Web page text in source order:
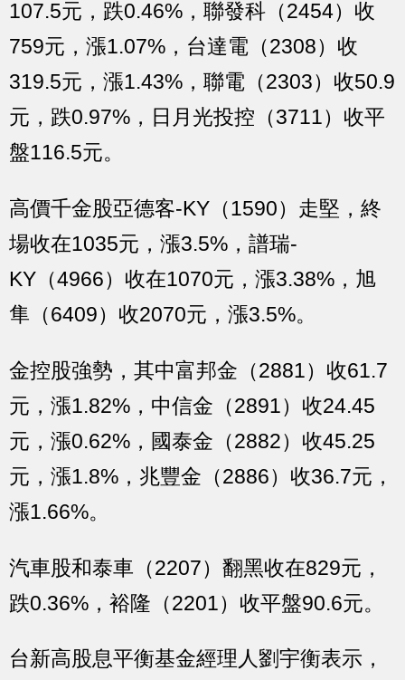
107.5元，跌0.46%，聯發科（2454）收
759元，漲1.07%，台達電（2308）收
319.5元，漲1.43%，聯電（2303）收50.9
元，跌0.97%，日月光投控（3711）收平
盤116.5元。
高價千金股亞德客-KY（1590）走堅，終
場收在1035元，漲3.5%，譜瑞-
KY（4966）收在1070元，漲3.38%，旭
隼（6409）收2070元，漲3.5%。
金控股強勢，其中富邦金（2881）收61.7
元，漲1.82%，中信金（2891）收24.45
元，漲0.62%，國泰金（2882）收45.25
元，漲1.8%，兆豐金（2886）收36.7元，
漲1.66%。
汽車股和泰車（2207）翻黑收在829元，
跌0.36%，裕隆（2201）收平盤90.6元。
台新高股息平衡基金經理人劉宇衡表示，